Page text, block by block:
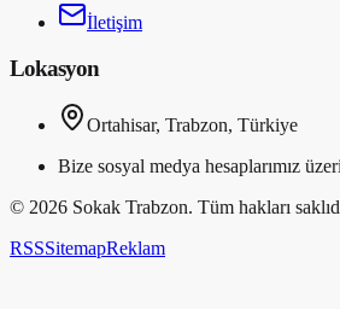
İletişim
Lokasyon
Ortahisar, Trabzon, Türkiye
Bize sosyal medya hesaplarımız
© 2026 Sokak Trabzon. Tüm hakları
RSSSitemapReklam